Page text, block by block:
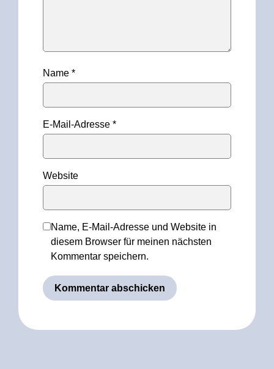
Name *
E-Mail-Adresse *
Website
Name, E-Mail-Adresse und Website in
diesem Browser für meinen nächsten
Kommentar speichern.